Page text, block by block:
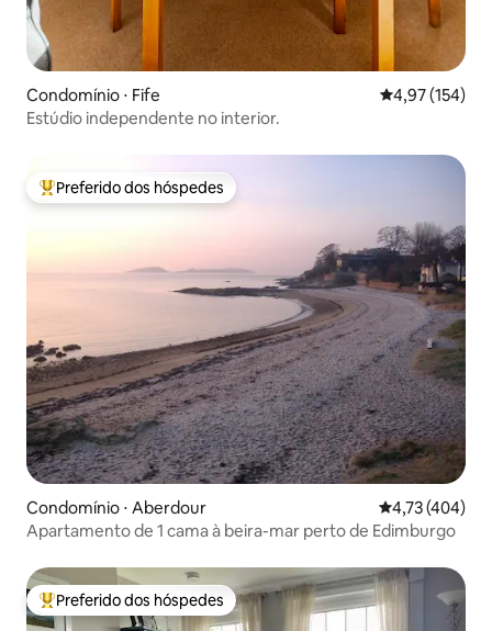
Condomínio ⋅ Fife 4,97 de uma
4,97 (154)
Estúdio independente no interior.
Entre os melhores preferidos dos hóspedes
Preferido dos hóspedes
Condomínio ⋅ Aberdour 4,73 de uma
4,73 (404)
Apartamento de 1 cama à beira-mar perto de Edimburgo
Entre os melhores preferidos dos hóspedes
Preferido dos hóspedes